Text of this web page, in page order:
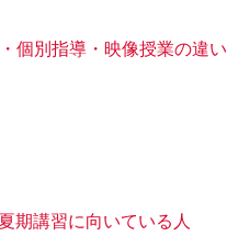
個別指導・映像授業の違い
期講習に向いている人